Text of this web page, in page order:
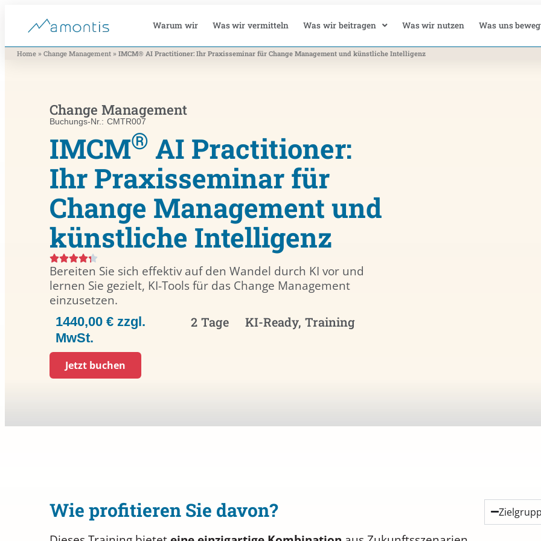
Warum wir Was wir vermitteln Was wir beitragen Was wir nutzen Was uns
Home » Change Management » IMCM® AI Practitioner: Ihr Praxis­seminar für Change Management und künstliche Intelligenz
Change Management
Buchungs-Nr.: CMTR007
IMCM® AI Practitioner:
Ihr Praxis­seminar für
Change Management und
künstliche Intelligenz
Bereiten Sie sich effektiv auf den Wandel durch KI vor und
lernen Sie gezielt, KI-Tools für das Change Management
einzusetzen.
1440,00 € zzgl.
MwSt.
2 Tage KI-Ready, Training
Jetzt buchen
Wie profitieren Sie davon?